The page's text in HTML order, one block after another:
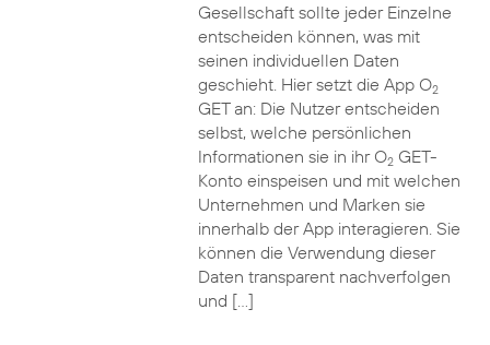
Gesellschaft sollte jeder Einzelne
entscheiden können, was mit
seinen individuellen Daten
geschieht. Hier setzt die App O2
GET an: Die Nutzer entscheiden
selbst, welche persönlichen
Informationen sie in ihr O2GET-
Konto einspeisen und mit welchen
Unternehmen und Marken sie
innerhalb der App interagieren. Sie
können die Verwendung dieser
Daten transparent nachverfolgen
und […]